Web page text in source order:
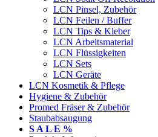
LCN Pinsel, Zubehör
LCN Feilen / Buffer
LCN Tips & Kleber
LCN Arbeitsmaterial
LCN Flüssigkeiten
LCN Sets
LCN Geräte
LCN Kosmetik & Pflege
Hygiene & Zubehör
Promed Fräser & Zubehör
Staubabsaugung
S A L E %